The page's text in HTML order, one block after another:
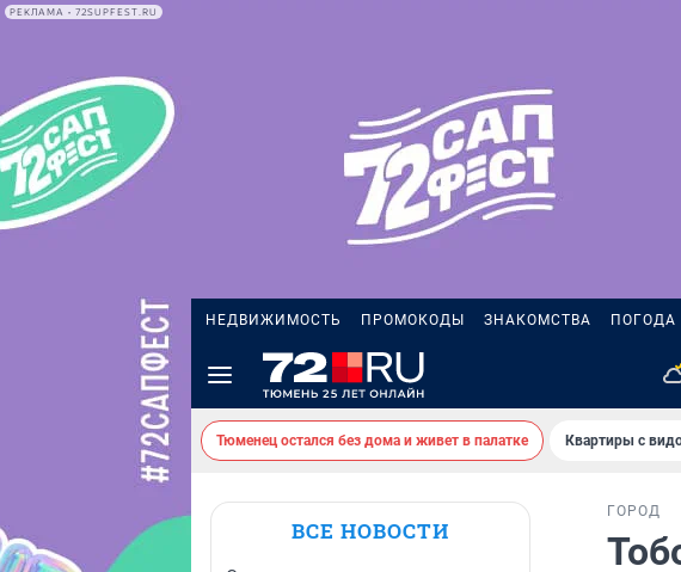
РЕКЛАМА • 72SUPFEST.RU
НЕДВИЖИМОСТЬ ПРОМОКОДЫ ЗНАКОМСТВА ПОГОДА
Тюменец остался без дома и живет в палатке Квартиры с
ВСЕ НОВОСТИ
ГОРОД